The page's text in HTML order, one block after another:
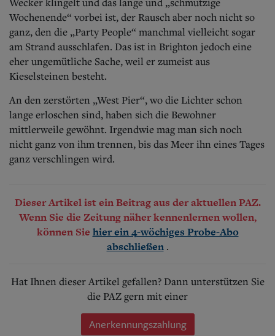
Wecker klingelt und das lange und „schmutzige
Wochenende“ vorbei ist, der Rausch aber noch nicht so
ganz, den die „Party People“ manchmal vielleicht sogar
am Strand ausschlafen. Das ist in Brighton jedoch eine
eher ungemütliche Sache, weil er zumeist aus
Kieselsteinen besteht.
An den zerstörten „West Pier“, wo die Lichter schon
lange erloschen sind, haben sich die Bewohner
mittlerweile gewöhnt. Irgendwie mag man sich noch
nicht ganz von ihm trennen, bis das Meer ihn eines Tages
ganz verschlingen wird.
Dieser Artikel ist ein Beitrag aus der aktuellen PAZ.
Wenn Sie die Zeitung näher kennenlernen wollen,
können Sie hier ein 4-wöchiges Probe-Abo
abschließen .
Hat Ihnen dieser Artikel gefallen? Dann unterstützen Sie
die PAZ gern mit einer
Anerkennungszahlung